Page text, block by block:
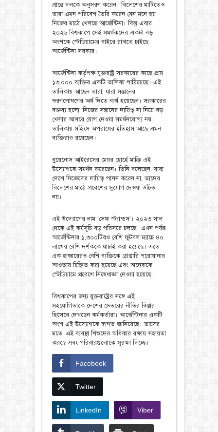
প্রান্তে দলকে অনুসরণ করেন। বিদেশের মাটিতেও
তারা এমন পরিবেশ তৈরি করেন যেন মনে হয়
নিজের মাঠে খেলছে আর্জেন্টিনা। কিন্তু এবার
২০২৬ বিশ্বকাপে সেই সমর্থকদের একটা বড়
অংশকে স্টেডিয়ামের বাইরে রাখতে চাইছে
আর্জেন্টিনা সরকার।
আর্জেন্টিনা কর্তৃপক্ষ যুক্তরাষ্ট্র সরকারের কাছে প্রায়
১৩,০০০ ব্যক্তির একটি তালিকা পাঠিয়েছে। এই
তালিকায় আছেন তারা, যারা সন্তানের
ভরণপোষণের অর্থ দিতে ব্যর্থ হয়েছেন। সরকারের
বক্তব্য হলো, নিজের সন্তানের দায়িত্ব না নিয়ে বড়
খেলার আসরে যোগ দেওয়া সমর্থনযোগ্য নয়।
তালিকায় সহিংস অপরাধের ইতিহাস আছে এমন
ব্যক্তিরাও রয়েছেন।
বুয়েনোস আইরেসের মেয়র হোর্হে মাক্রি এই
উদ্যোগকে সমর্থন করেছেন। তিনি বলেছেন, যারা
দেশে নিজেদের দায়িত্ব পালন করেন না, তাদের
বিদেশের মাঠে প্রবেশের সুযোগ দেওয়া উচিত
নয়।
এই উদ্যোগের নাম ‘সেফ স্ট্যান্ডস’। ২০২৩ সাল
থেকে এই কর্মসূচি বড় পরিসরে চলছে। এখন পর্যন্ত
আর্জেন্টিনার ১,৩০০টিরও বেশি ফুটবল ম্যাচে ৪০
লাখের বেশি দর্শককে যাচাই করা হয়েছে। এতে
এক হাজারেরও বেশি ব্যক্তিকে গ্রেপ্তারি পরোয়ানার
আওতায় চিহ্নিত করা হয়েছে এবং অনেককে
স্টেডিয়ামে প্রবেশে নিষেধাজ্ঞা দেওয়া হয়েছে।
বিশ্বকাপের জন্য যুক্তরাষ্ট্রের সঙ্গে এই
সহযোগিতাকে দেশের ভেতরের নীতির বিস্তার
হিসেবে দেখছেন কর্মকর্তারা। আর্জেন্টিনার একটি
অংশ এই উদ্যোগকে স্বাগত জানিয়েছে। তাদের
মতে, এই ব্যবস্থা শিশুদের অধিকার রক্ষায় সহায়তা
করছে এবং পরিবারগুলোকে সুরক্ষা দিচ্ছে।
Facebook
Twitter
LinkedIn Viber